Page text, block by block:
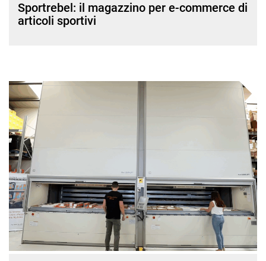
Sportrebel: il magazzino per e-commerce di
articoli sportivi